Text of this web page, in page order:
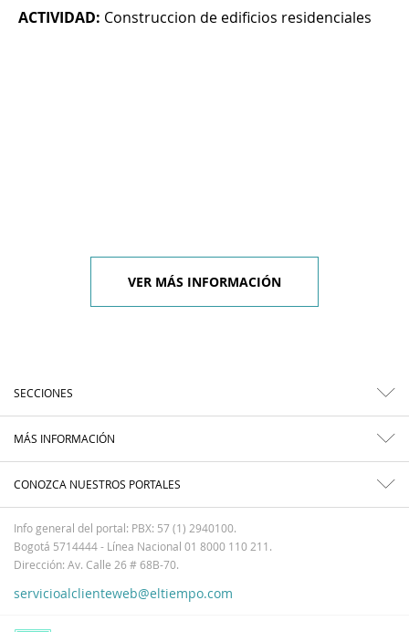
ACTIVIDAD: Construccion de edificios residenciales
VER MÁS INFORMACIÓN
SECCIONES
MÁS INFORMACIÓN
CONOZCA NUESTROS PORTALES
Info general del portal: PBX: 57 (1) 2940100.
Bogotá 5714444 - Línea Nacional 01 8000 110 211.
Dirección: Av. Calle 26 # 68B-70.
servicioalclienteweb@eltiempo.com